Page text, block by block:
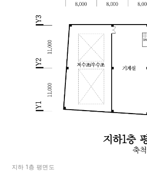
지하 1층 평면도